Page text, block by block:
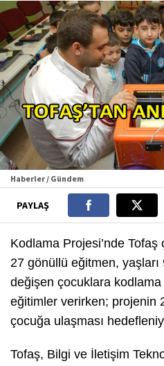
Haberler / Gündem
PAYLAŞ
Kodlama Projesi’nde Tofaş
27 gönüllü eğitmen, yaşları
değişen çocuklara
eğitimler verirken; projenin
çocuğa ulaşması
Tofaş, Bilgi ve İletişim